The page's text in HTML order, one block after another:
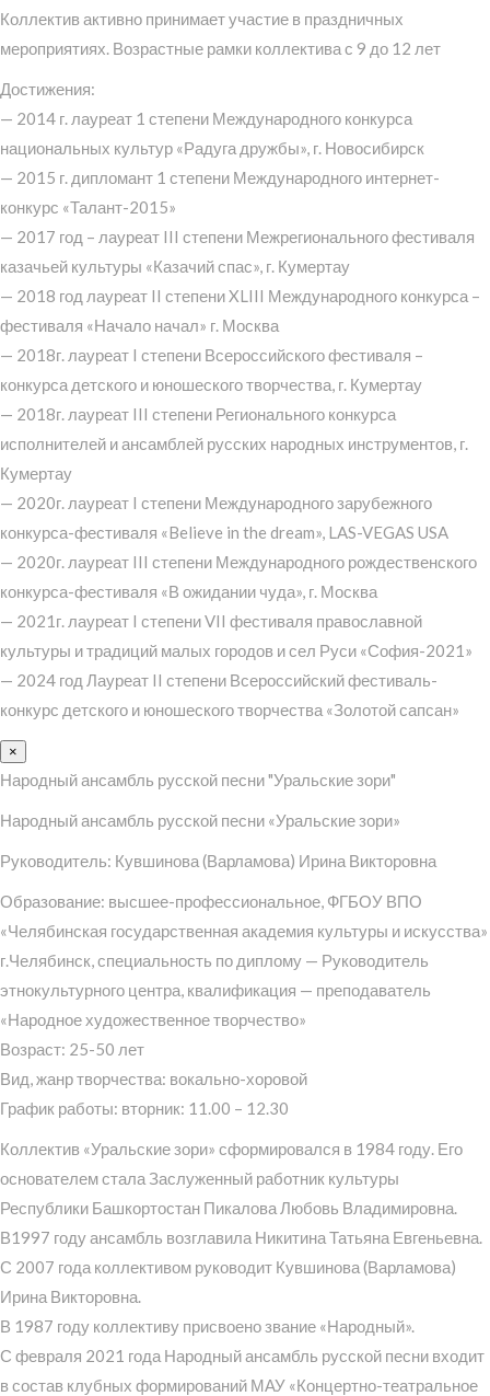
Коллектив активно принимает участие в праздничных
мероприятиях. Возрастные рамки коллектива с 9 до 12 лет
Достижения:
— 2014 г. лауреат 1 степени Международного конкурса
национальных культур «Радуга дружбы», г. Новосибирск
— 2015 г. дипломант 1 степени Международного интернет-
конкурс «Талант-2015»
— 2017 год – лауреат III степени Межрегионального фестиваля
казачьей культуры «Казачий спас», г. Кумертау
— 2018 год лауреат II степени XLIII Международного конкурса –
фестиваля «Начало начал» г. Москва
— 2018г. лауреат I степени Всероссийского фестиваля –
конкурса детского и юношеского творчества, г. Кумертау
— 2018г. лауреат III степени Регионального конкурса
исполнителей и ансамблей русских народных инструментов, г.
Кумертау
— 2020г. лауреат I степени Международного зарубежного
конкурса-фестиваля «Believe in the dream», LAS-VEGAS USA
— 2020г. лауреат III степени Международного рождественского
конкурса-фестиваля «В ожидании чуда», г. Москва
— 2021г. лауреат I степени VII фестиваля православной
культуры и традиций малых городов и сел Руси «София-2021»
— 2024 год Лауреат II степени Всероссийский фестиваль-
конкурс детского и юношеского творчества «Золотой сапсан»
×
Народный ансамбль русской песни "Уральские зори"
Народный ансамбль русской песни «Уральские зори»
Руководитель: Кувшинова (Варламова) Ирина Викторовна
Образование: высшее-профессиональное, ФГБОУ ВПО
«Челябинская государственная академия культуры и искусства»
г.Челябинск, специальность по диплому — Руководитель
этнокультурного центра, квалификация — преподаватель
«Народное художественное творчество»
Возраст: 25-50 лет
Вид, жанр творчества: вокально-хоровой
График работы: вторник: 11.00 – 12.30
Коллектив «Уральские зори» сформировался в 1984 году. Его
основателем стала Заслуженный работник культуры
Республики Башкортостан Пикалова Любовь Владимировна.
В1997 году ансамбль возглавила Никитина Татьяна Евгеньевна.
С 2007 года коллективом руководит Кувшинова (Варламова)
Ирина Викторовна.
В 1987 году коллективу присвоено звание «Народный».
С февраля 2021 года Народный ансамбль русской песни входит
в состав клубных формирований МАУ «Концертно-театральное